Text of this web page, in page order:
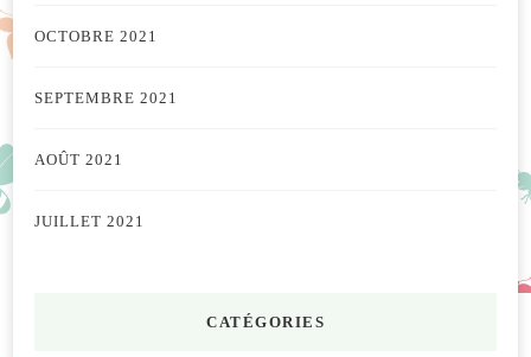
OCTOBRE 2021
SEPTEMBRE 2021
AOÛT 2021
JUILLET 2021
CATÉGORIES